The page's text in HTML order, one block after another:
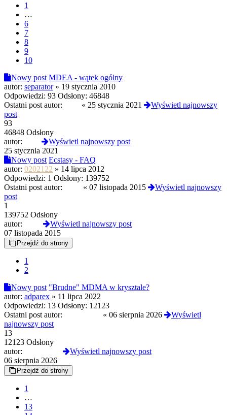
1
…
6
7
8
9
10
Nowy post MDEA - wątek ogólny
autor: separator» 19 stycznia 2010
Odpowiedzi: 93 Odsłony: 46848
Ostatni post autor:
« 25 stycznia 2021
Wyświetl najnowszy
post
93
46848 Odsłony
autor:
Wyświetl najnowszy post
25 stycznia 2021
Nowy post Ecstasy - FAQ
autor: 0202122 » 14 lipca 2012
Odpowiedzi: 1 Odsłony: 139752
Ostatni post autor:
« 07 listopada 2015
Wyświetl najnowszy
post
1
139752 Odsłony
autor:
Wyświetl najnowszy post
07 listopada 2015
Przejdź do strony
1
2
Nowy post "Brudne" MDMA w krysztale?
autor: adparex » 11 lipca 2022
Odpowiedzi: 13 Odsłony: 12123
Ostatni post autor:
« 06 sierpnia 2026
Wyświetl
najnowszy post
13
12123 Odsłony
autor:
Wyświetl najnowszy post
06 sierpnia 2026
Przejdź do strony
1
…
13